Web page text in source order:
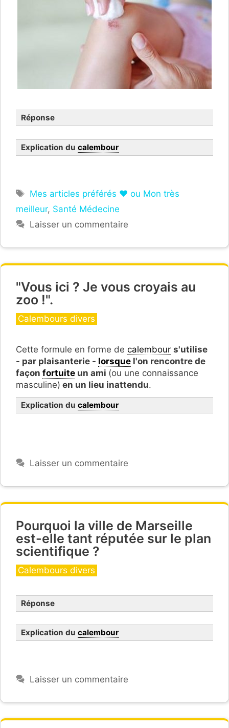
Réponse
Explication du calembour
Étiquettes
Mes articles préférés ❤ ou Mon très
meilleur, Santé Médecine
Laisser un commentaire
"Vous ici ? Je vous croyais au
zoo !".
Catégories
Calembours divers
Cette formule en forme de calembour s'utilise
- par plaisanterie - lorsque l'on rencontre de
façon fortuite un ami (ou une connaissance
masculine) en un lieu inattendu.
Explication du calembour
Laisser un commentaire
Pourquoi la ville de Marseille
est-elle tant réputée sur le plan
scientifique ?
Catégories
Calembours divers
Réponse
Explication du calembour
Laisser un commentaire